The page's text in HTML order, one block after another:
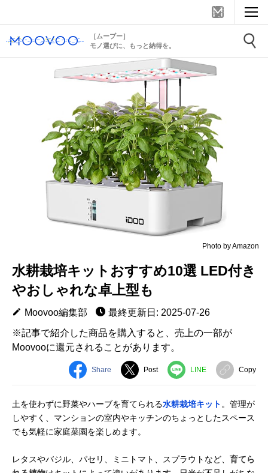
［ムーブー］
モノ選びに、もっと納得を。
Photo by Amazon
水耕栽培キットおすすめ10選 LED付き
やおしゃれな卓上型も
Moovoo編集部
最終更新日: 2025-07-26
※記事で紹介した商品を購入すると、売上の一部が
Moovooに還元されることがあります。
Share Post LINE Copy
土を使わずに野菜やハーブを育てられる水耕栽培キット 。管理が
しやすく、マンションの室内やキッチンのちょっとしたスペース
でも気軽に家庭菜園を楽しめます。
レタスやバジル、パセリ、ミニトマト、スプラウトなど、 育てら